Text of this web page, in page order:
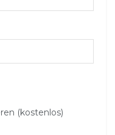
(kostenlos)